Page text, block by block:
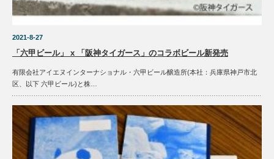
2021-8-27
「六甲ビール」 x 「阪神タイガース」のコラボビール新発売
有限会社アイエヌインターナショナル・六甲ビール醸造所(本社：兵庫県神戸市北
区、以下 六甲ビール)と株…